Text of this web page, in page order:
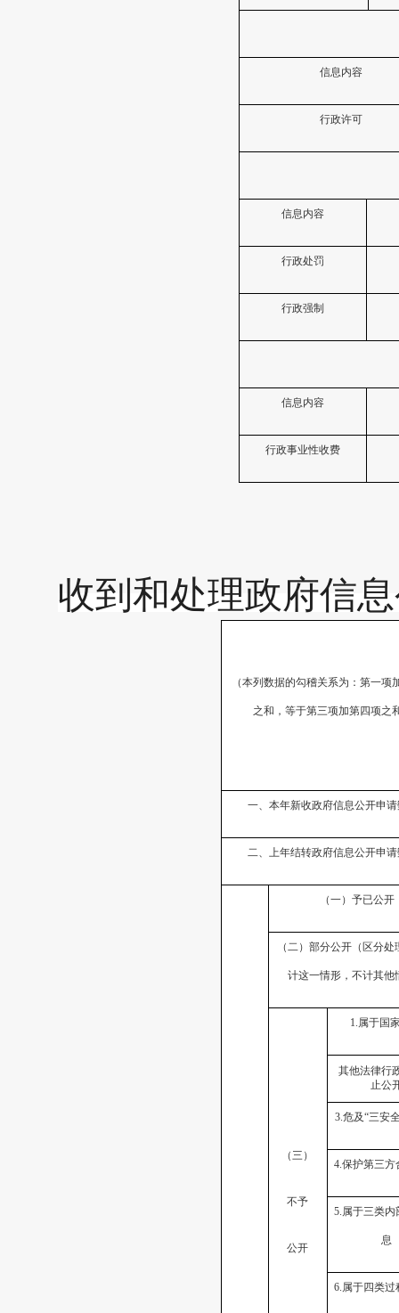
信息内容
行政许可
信息内容
行政处罚
行政强制
信息内容
行政事业性收费
收到和处理政府信
（本列数据的勾稽关系为：第一项
之和，等于第三项加第四项之
一、本年新收政府信息公开申
二、上年结转政府信息公开申
（一）予已公开
（二）部分公开（区分处
计这一情形，不计其他
（三）
不予
公开
1.属于国
其他法律行
止公
3.危及“三安
4.保护第三方
5.属于三类内
息
6.属于四类过